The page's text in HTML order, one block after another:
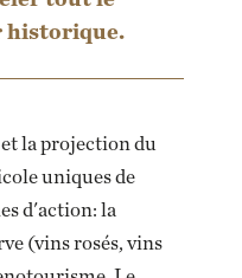
historique.
la projection du
uniques de
d'action: la
(vins rosés, vins